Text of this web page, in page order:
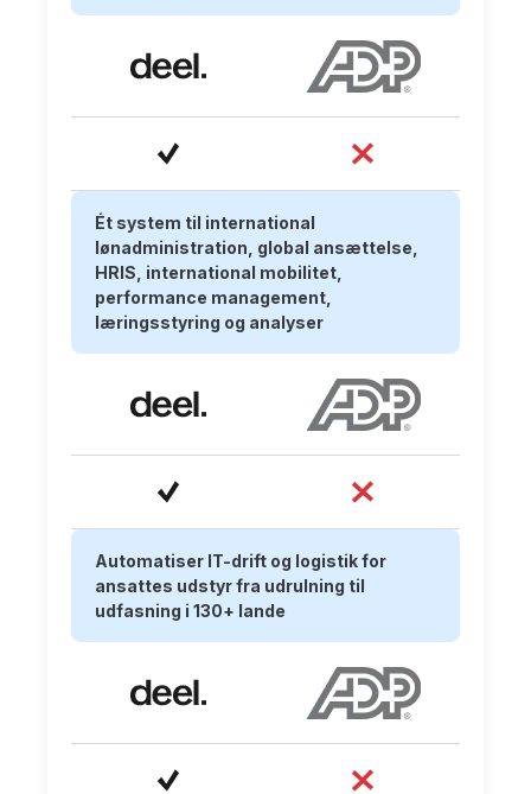
Ét system til international
lønadministration, global ansættelse,
HRIS, international mobilitet,
performance management,
læringsstyring og analyser
Automatiser IT-drift og logistik for
ansattes udstyr fra udrulning til
udfasning i 130+ lande